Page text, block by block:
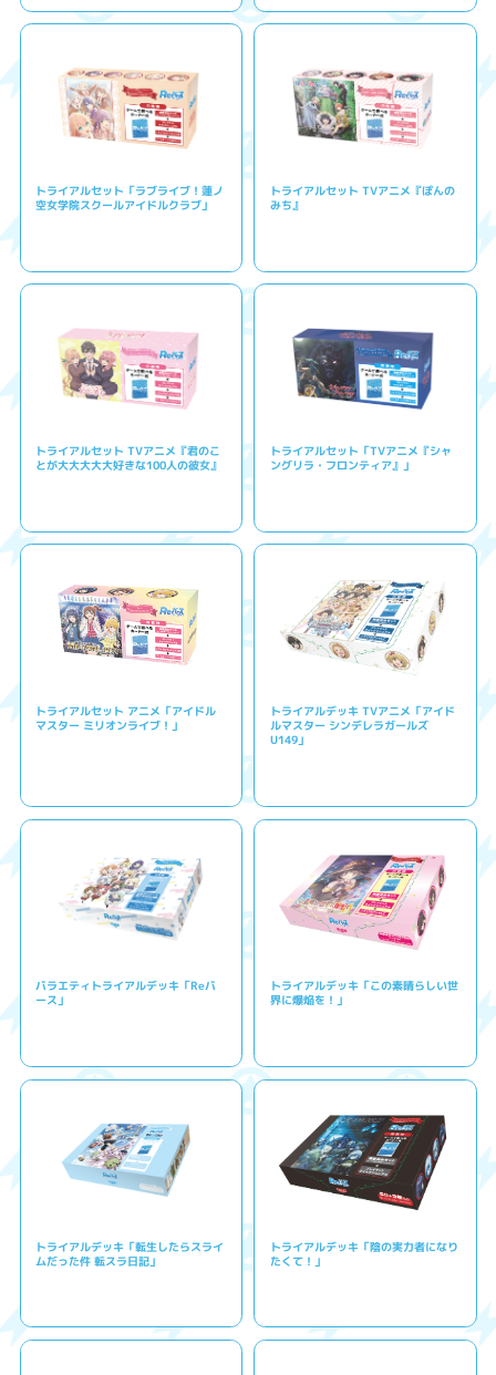
トライアルセット「ラブライブ！蓮ノ
空女学院スクールアイドルクラブ」
トライアルセット TVアニメ『ぽんの
みち』
トライアルセット TVアニメ『君のこ
とが大大大大大好きな100人の彼女』
トライアルセット「TVアニメ『シャ
ングリラ・フロンティア』」
トライアルセット アニメ「アイドル
マスター ミリオンライブ！」
トライアルデッキ TVアニメ「アイド
ルマスター シンデレラガールズ
U149」
バラエティトライアルデッキ「Reバ
ース」
トライアルデッキ「この素晴らしい世
界に爆焔を！」
トライアルデッキ「転生したらスライ
ムだった件 転スラ日記」
トライアルデッキ「陰の実力者になり
たくて！」